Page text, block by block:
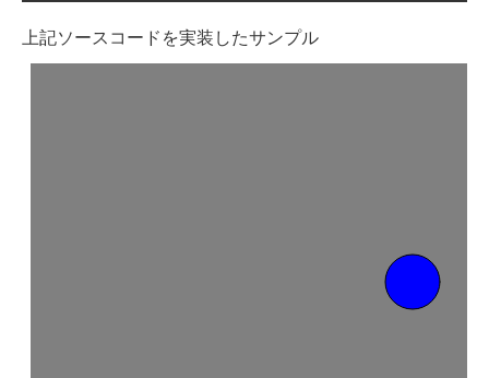
上記ソースコードを実装したサンプル